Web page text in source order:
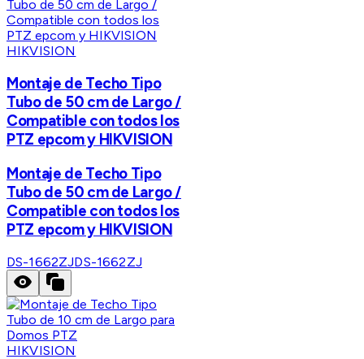
HIKVISION
Montaje de Techo Tipo
Tubo de 50 cm de Largo /
Compatible con todos los
PTZ epcom y HIKVISION
Montaje de Techo Tipo
Tubo de 50 cm de Largo /
Compatible con todos los
PTZ epcom y HIKVISION
DS-1662ZJDS-1662ZJ
HIKVISION